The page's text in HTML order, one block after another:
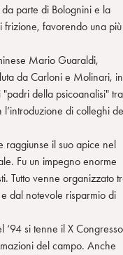
parte di Bolognini e la
frizione, favorendo una più
Mario Guaraldi,
da Carloni e Molinari, in
della psicoanalisi" tra
di colleghi
raggiunse il suo apice nel
Fu un impegno enorme
Tutto venne organizzato
dal notevole risparmio di
‘94 si tenne il X Congresso
del campo. Anche